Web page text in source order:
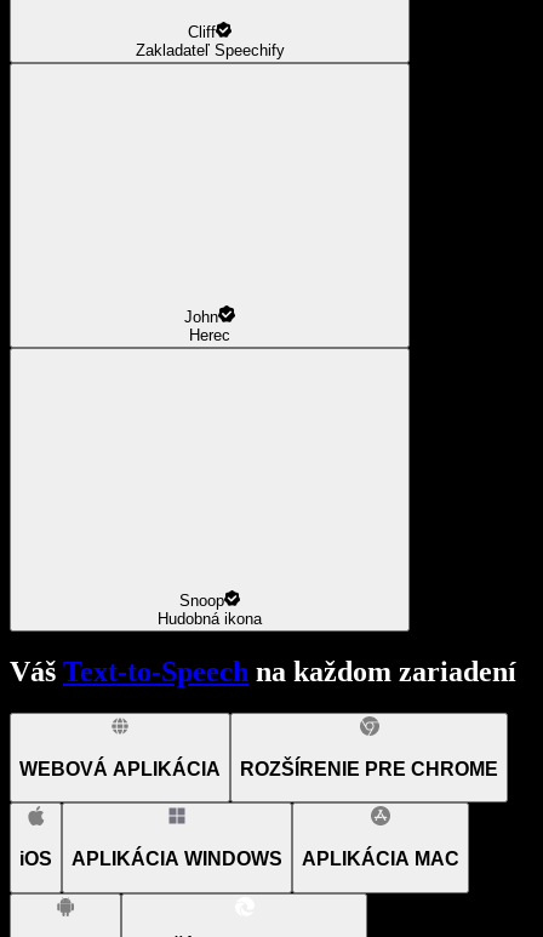
Cliff
Zakladateľ Speechify
John
Herec
Snoop
Hudobná ikona
Váš Text-to-Speech na každom zariadení
WEBOVÁ APLIKÁCIA ROZŠÍRENIE PRE CHROME
iOS APLIKÁCIA WINDOWS APLIKÁCIA MAC